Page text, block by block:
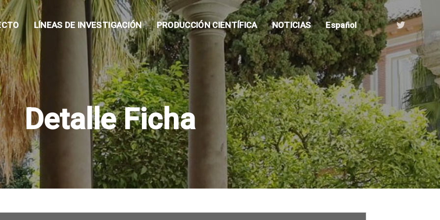
LÍNEAS DE INVESTIGACIÓN PRODUCCIÓN CIENTÍFICA NOTICIAS Español
Detalle Ficha